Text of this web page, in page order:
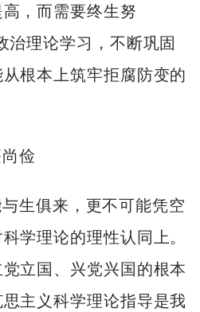
，而需要终生努
治理论学习，不断巩固
根本上筑牢拒腐防变的
俭
生俱来，更不可能凭空
学理论的理性认同上。
立国、兴党兴国的根本
主义科学理论指导是我